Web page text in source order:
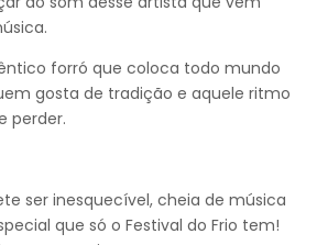
forró que coloca todo mundo
gosta de tradição e aquele ritmo
perder.
ser inesquecível, cheia de música
que só o Festival do Frio tem!